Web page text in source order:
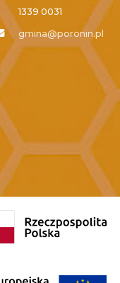
1339 0031
gmina@poronin.pl